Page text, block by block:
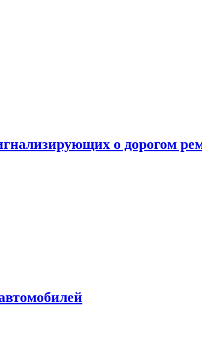
о дорогом